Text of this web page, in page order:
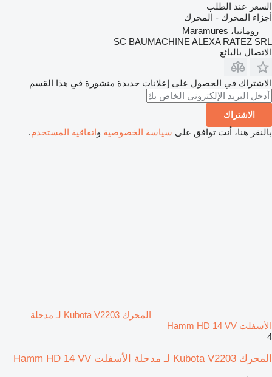
السعر عند الطلب
أجزاء المحرك - المحرك
رومانيا، Maramures
SC BAUMACHINE ALEXA RATEZ SRL
الاتصال بالبائع
الاشتراك في الحصول على إعلانات جديدة منشورة في هذا القسم
الاشتراك
بالنقر هنا، أنت توافق على سياسة الخصوصية واتفاقية المستخدم.
المحرك Kubota V2203 لـ مدحلة
الأسفلت Hamm HD 14 VV
4
المحرك Kubota V2203 لـ مدحلة الأسفلت Hamm HD 14 VV